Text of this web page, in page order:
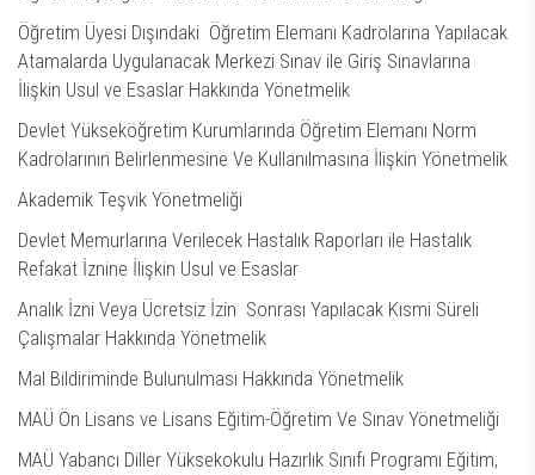
Öğretim Üyesi Dışındaki Öğretim Elemanı Kadrolarına Yapılacak
Atamalarda Uygulanacak Merkezi Sınav ile Giriş Sınavlarına
İlişkin Usul ve Esaslar Hakkında Yönetmelik
Devlet Yükseköğretim Kurumlarında Öğretim Elemanı Norm
Kadrolarının Belirlenmesine Ve Kullanılmasına İlişkin Yönetmelik
Akademik Teşvik Yönetmeliği
Devlet Memurlarına Verilecek Hastalık Raporları ile Hastalık
Refakat İznine İlişkin Usul ve Esaslar
Analık İzni Veya Ücretsiz İzin Sonrası Yapılacak Kısmi Süreli
Çalışmalar Hakkında Yönetmelik
Mal Bildiriminde Bulunulması Hakkında Yönetmelik
MAÜ Ön Lisans ve Lisans Eğitim-Öğretim Ve Sınav Yönetmeliği
MAÜ Yabancı Diller Yüksekokulu Hazırlık Sınıfı Programı Eğitim,